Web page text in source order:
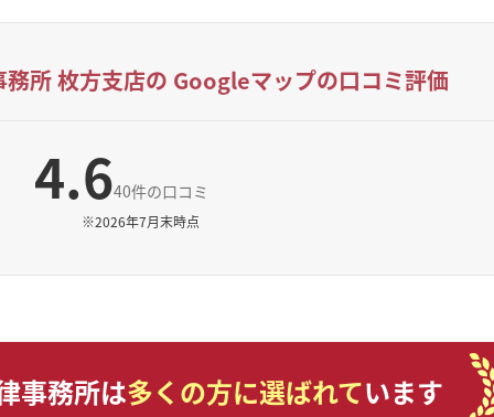
所 枚方支店の Googleマップの口コミ評価
4.640件の口コミ
※2026年7月末時点
事務所は多くの方に選ばれています